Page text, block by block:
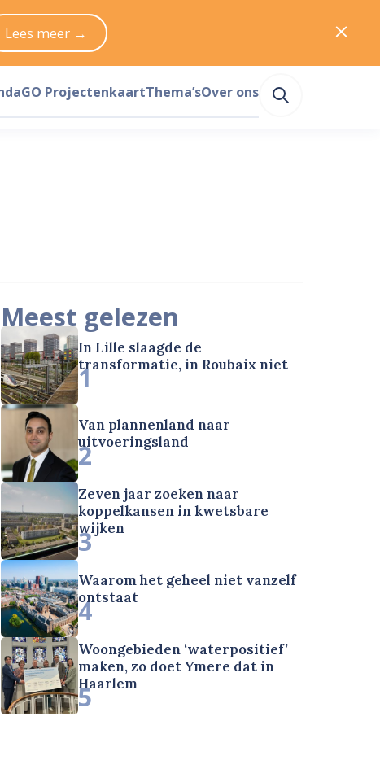
Meest gelezen
In Lille slaagde de
transformatie, in Roubaix niet
1
Van plannenland naar
uitvoeringsland
2
Zeven jaar zoeken naar
koppelkansen in kwetsbare
wijken
3
Waarom het geheel niet vanzelf
ontstaat
4
Woongebieden ‘waterpositief’
maken, zo doet Ymere dat in
Haarlem
5
Lees meer →
GO ProjectenkaartThema’sOver ons